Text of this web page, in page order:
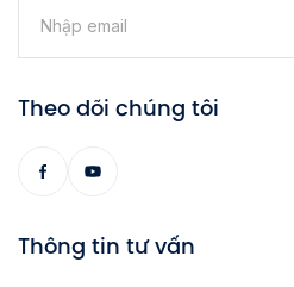
Theo dõi chúng tôi
Thông tin tư vấn